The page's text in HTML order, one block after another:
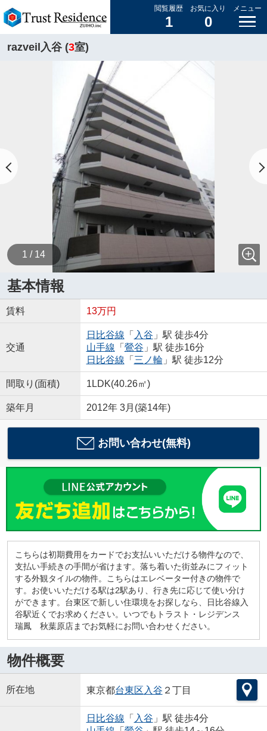
閲覧履歴
1
お気に入り
0
メニュー
razveil入谷 (3室)
1 / 14
基本情報
賃料 13万円
交通
日比谷線 「 入谷 」駅 徒歩4分
山手線 「 鶯谷 」駅 徒歩16分
日比谷線 「 三ノ輪」駅 徒歩12分
間取り(面積) 1LDK(40.26㎡)
築年月 2012年 3月(築14年)
お問い合わせ(無料)
こちらは初期費用をカードでお支払いいただける物件なので、
支払い手続きの手間が省けます。落ち着いた街並みにフィット
する外観タイルの物件。こちらはエレベーター付きの物件で
す。お使いいただける駅は2駅あり、行き先に応じて使い分け
ができます。台東区で新しい住環境をお探しなら、日比谷線入
谷駅近くでお求めください。いつでもトラスト・レジデンス
瑞鳳 秋葉原店までお気軽にお問い合わせください。
物件概要
所在地 東京都台東区 入谷 ２丁目
日比谷線 「 入谷 」駅 徒歩4分